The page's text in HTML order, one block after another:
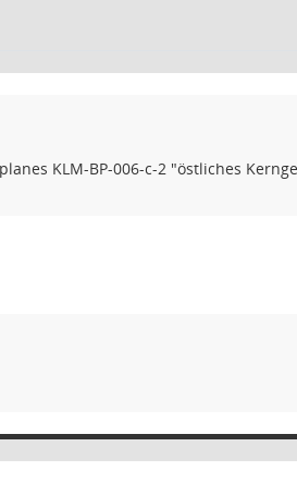
KLM-BP-006-c-2 "östliches